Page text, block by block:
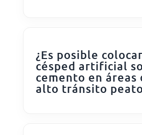
¿Es posible colocar
césped artificial
cemento en áreas
alto tránsito